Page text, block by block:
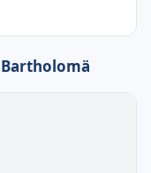
Bartholomä